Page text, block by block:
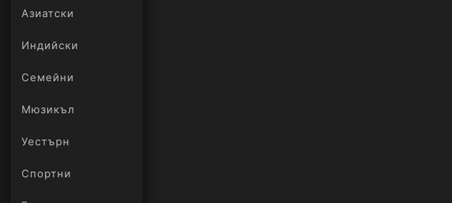
Азиатски
Индийски
Семейни
Мюзикъл
Уестърн
Спортни